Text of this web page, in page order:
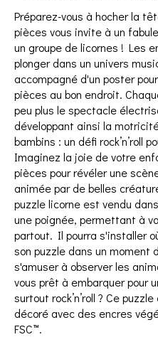
Préparez-vous à hocher la
pièces vous invite à un
un groupe de licornes ! Les
plonger dans un univers
accompagné d'un poster
pièces au bon endroit.
peu plus le spectacle
développant ainsi la
bambins : un défi rock’n’roll
Imaginez la joie de votre
pièces pour révéler une
animée par de belles
puzzle licorne est vendu
une poignée, permettant à
partout. Il pourra s'installer
son puzzle dans un moment
s'amuser à observer les
vous prêt à embarquer pour
surtout rock’n’roll ? Ce
décoré avec des encres
FSC™.